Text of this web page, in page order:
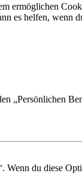
ermöglichen
es helfen, wenn
„Persönlichen
du diese